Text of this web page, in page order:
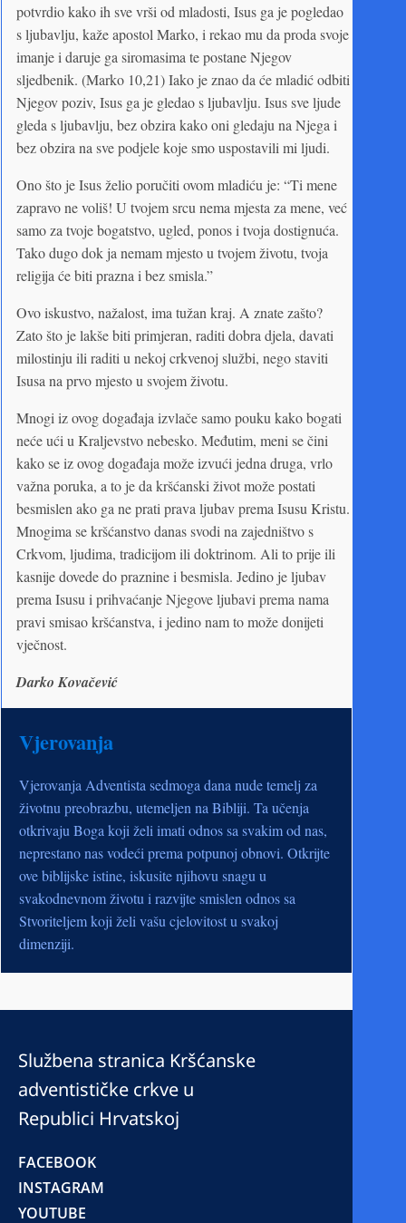
potvrdio kako ih sve vrši od mladosti, Isus ga je pogledao
s ljubavlju, kaže apostol Marko, i rekao mu da proda svoje
imanje i daruje ga siromasima te postane Njegov
sljedbenik. (Marko 10,21) Iako je znao da će mladić odbiti
Njegov poziv, Isus ga je gledao s ljubavlju. Isus sve ljude
gleda s ljubavlju, bez obzira kako oni gledaju na Njega i
bez obzira na sve podjele koje smo uspostavili mi ljudi.
Ono što je Isus želio poručiti ovom mladiću je: “Ti mene
zapravo ne voliš! U tvojem srcu nema mjesta za mene, već
samo za tvoje bogatstvo, ugled, ponos i tvoja dostignuća.
Tako dugo dok ja nemam mjesto u tvojem životu, tvoja
religija će biti prazna i bez smisla.”
Ovo iskustvo, nažalost, ima tužan kraj. A znate zašto?
Zato što je lakše biti primjeran, raditi dobra djela, davati
milostinju ili raditi u nekoj crkvenoj službi, nego staviti
Isusa na prvo mjesto u svojem životu.
Mnogi iz ovog događaja izvlače samo pouku kako bogati
neće ući u Kraljevstvo nebesko. Međutim, meni se čini
kako se iz ovog događaja može izvući jedna druga, vrlo
važna poruka, a to je da kršćanski život može postati
besmislen ako ga ne prati prava ljubav prema Isusu Kristu.
Mnogima se kršćanstvo danas svodi na zajedništvo s
Crkvom, ljudima, tradicijom ili doktrinom. Ali to prije ili
kasnije dovede do praznine i besmisla. Jedino je ljubav
prema Isusu i prihvaćanje Njegove ljubavi prema nama
pravi smisao kršćanstva, i jedino nam to može donijeti
vječnost.
Darko Kovačević
Vjerovanja
Vjerovanja Adventista sedmoga dana nude temelj za
životnu preobrazbu, utemeljen na Bibliji. Ta učenja
otkrivaju Boga koji želi imati odnos sa svakim od nas,
neprestano nas vodeći prema potpunoj obnovi. Otkrijte
ove biblijske istine, iskusite njihovu snagu u
svakodnevnom životu i razvijte smislen odnos sa
Stvoriteljem koji želi vašu cjelovitost u svakoj
dimenziji.
Službena stranica Kršćanske
adventističke crkve u
Republici Hrvatskoj
FACEBOOK
INSTAGRAM
YOUTUBE